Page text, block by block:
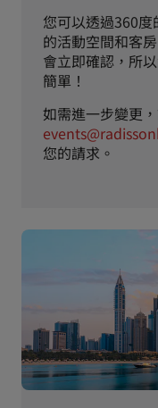
您可以透過360
的活動空間和客
會立即確認，所
簡單！
如需進一步變更
您的請求。